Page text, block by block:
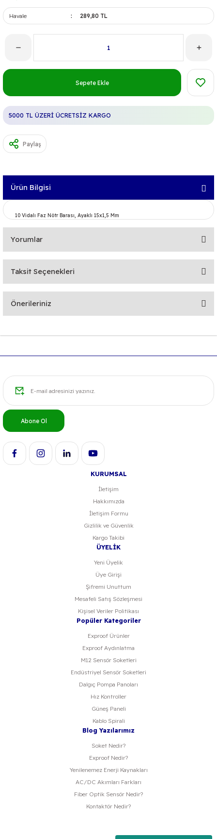
Havale 289,80 TL
Sepete Ekle
5000 TL ÜZERİ ÜCRETSİZ KARGO
Paylaş
Ürün Bilgisi
10 Vidalı Faz Nötr Barası, Ayaklı 15x1,5 Mm
Yorumlar
Bu ürüne ilk yorumu siz yapın!
Taksit Seçenekleri
Önerileriniz
Ürün bilgilerinde hatalar bulunuyor.
Ürün fiyatı diğer sitelerden daha pahalı.
Gönder
Abone Ol
KURUMSAL
İletişim
Hakkımızda
İletişim Formu
Gizlilik ve Güvenlik
Kargo Takibi
ÜYELİK
Yeni Üyelik
Üye Girişi
Şifremi Unuttum
Mesafeli Satış Sözleşmesi
Kişisel Veriler Politikası
Popüler Kategoriler
Exproof Ürünler
Exproof Aydınlatma
M12 Sensör Soketleri
Endüstriyel Sensör Soketleri
Dalgıç Pompa Panoları
Hız Kontroller
Güneş Paneli
Kablo Spirali
Blog Yazılarımız
Soket Nedir?
Exproof Nedir?
Yenilenemez Enerji Kaynakları
AC/DC Akımları Farkları
Fiber Optik Sensör Nedir?
Kontaktör Nedir?